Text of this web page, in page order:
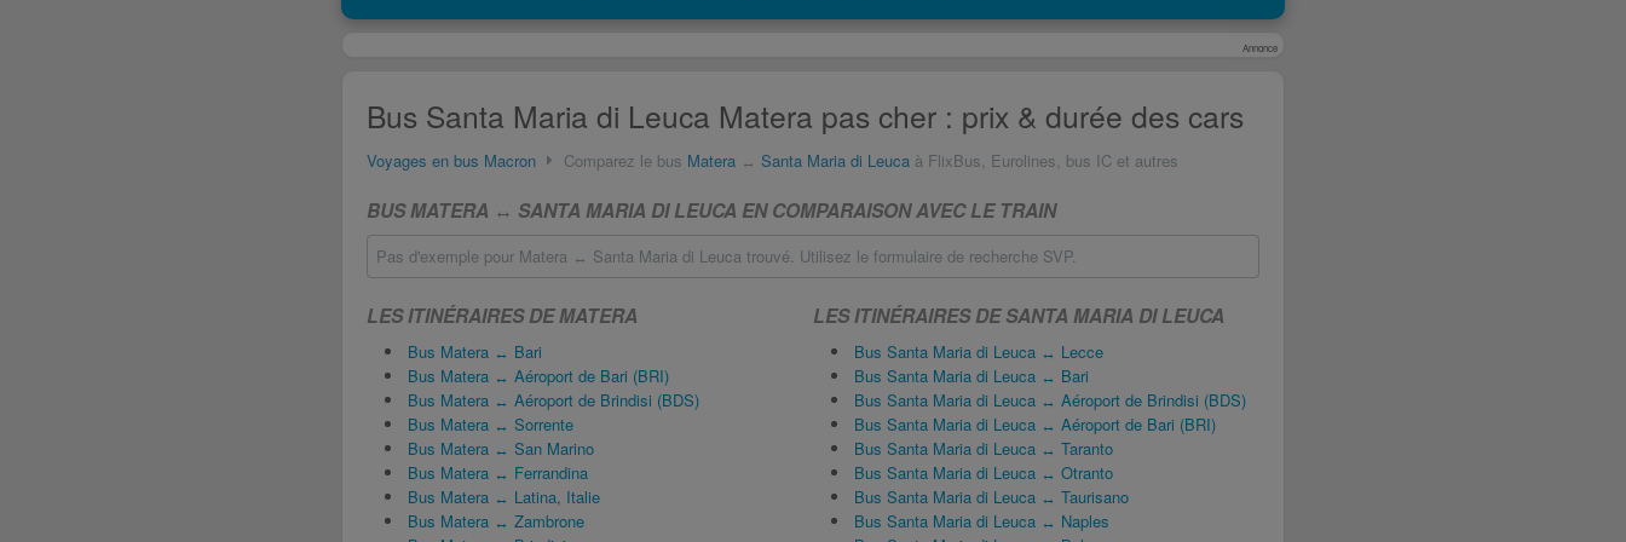
Annonce
Bus Santa Maria di Leuca Matera pas cher : prix & durée des cars
Voyages en bus Macron Comparez le bus Matera ↔ Santa Maria di Leuca à FlixBus, Eurolines, bus IC et autres
BUS MATERA ↔ SANTA MARIA DI LEUCA EN COMPARAISON AVEC LE TRAIN
Pas d'exemple pour Matera ↔ Santa Maria di Leuca trouvé. Utilisez le formulaire de recherche SVP.
LES ITINÉRAIRES DE MATERA
Bus Matera ↔ Bari
Bus Matera ↔ Aéroport de Bari (BRI)
Bus Matera ↔ Aéroport de Brindisi (BDS)
Bus Matera ↔ Sorrente
Bus Matera ↔ San Marino
Bus Matera ↔ Ferrandina
Bus Matera ↔ Latina, Italie
Bus Matera ↔ Zambrone
LES ITINÉRAIRES DE SANTA MARIA DI LEUCA
Bus Santa Maria di Leuca ↔ Lecce
Bus Santa Maria di Leuca ↔ Bari
Bus Santa Maria di Leuca ↔ Aéroport de Brindisi (BDS)
Bus Santa Maria di Leuca ↔ Aéroport de Bari (BRI)
Bus Santa Maria di Leuca ↔ Taranto
Bus Santa Maria di Leuca ↔ Otranto
Bus Santa Maria di Leuca ↔ Taurisano
Bus Santa Maria di Leuca ↔ Naples